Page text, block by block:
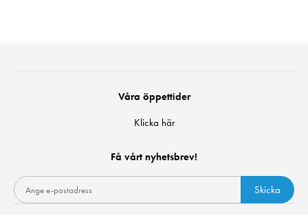
Våra öppettider
Klicka här
Få vårt nyhetsbrev!
Skicka